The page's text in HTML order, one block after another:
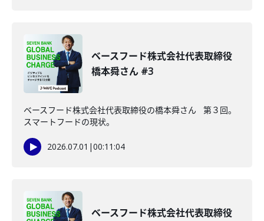
ベースフード株式会社代表取締役
橋本舜さん #3
ベースフード株式会社代表取締役の橋本舜さん 第３回。
スマートフードの現状。
2026.07.01 |00:11:04
ベースフード株式会社代表取締役